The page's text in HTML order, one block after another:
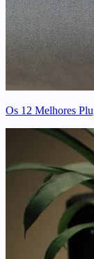
Os 12 Melhores